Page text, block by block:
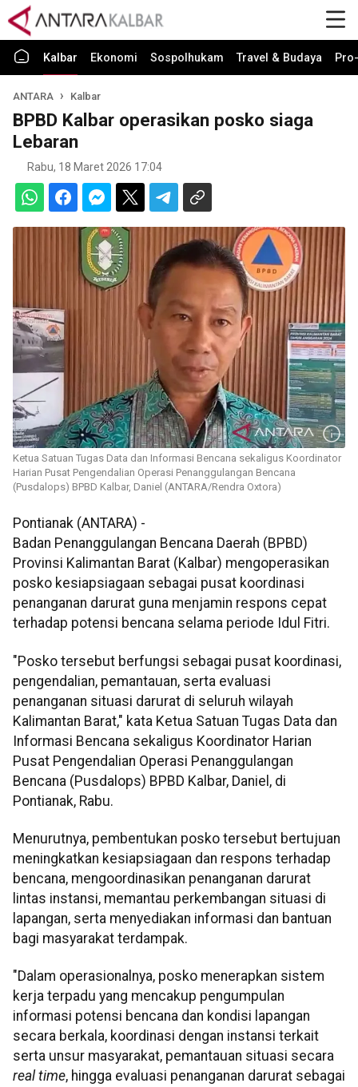
Kalbar Ekonomi Sospolhukam Travel & Budaya
ANTARA Kalbar
BPBD Kalbar operasikan posko siaga
Lebaran
Rabu, 18 Maret 2026 17:04
Ketua Satuan Tugas Data dan Informasi Bencana sekaligus Koordinator
Harian Pusat Pengendalian Operasi Penanggulangan Bencana
(Pusdalops) BPBD Kalbar, Daniel (ANTARA/Rendra Oxtora)
Pontianak (ANTARA) -
Badan Penanggulangan Bencana Daerah (BPBD)
Provinsi Kalimantan Barat (Kalbar) mengoperasikan
posko kesiapsiagaan sebagai pusat koordinasi
penanganan darurat guna menjamin respons cepat
terhadap potensi bencana selama periode Idul Fitri.
"Posko tersebut berfungsi sebagai pusat koordinasi,
pengendalian, pemantauan, serta evaluasi
penanganan situasi darurat di seluruh wilayah
Kalimantan Barat," kata Ketua Satuan Tugas Data dan
Informasi Bencana sekaligus Koordinator Harian
Pusat Pengendalian Operasi Penanggulangan
Bencana (Pusdalops) BPBD Kalbar, Daniel, di
Pontianak, Rabu.
Menurutnya, pembentukan posko tersebut bertujuan
meningkatkan kesiapsiagaan dan respons terhadap
bencana, mengoordinasikan penanganan darurat
lintas instansi, memantau perkembangan situasi di
lapangan, serta menyediakan informasi dan bantuan
bagi masyarakat terdampak.
"Dalam operasionalnya, posko menerapkan sistem
kerja terpadu yang mencakup pengumpulan
informasi potensi bencana dan kondisi lapangan
secara berkala, koordinasi dengan instansi terkait
serta unsur masyarakat, pemantauan situasi secara
real time, hingga evaluasi penanganan darurat sebagai